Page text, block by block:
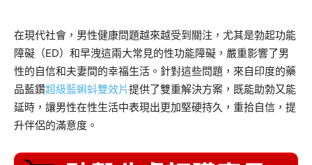
在現代社會，男性健康問題越來越受到關注，尤其是勃起功能
障礙（ED）和早洩這兩大常見的性功能障礙，嚴重影響了男
性的自信和夫妻間的幸福生活。針對這些問題，來自印度的藥
品藍鑽超級藍蝌蚪雙效片提供了雙重解決方案，既能助勃又能
延時，讓男性在性生活中表現出更加堅硬持久，重拾自信，提
升伴侶的滿意度。